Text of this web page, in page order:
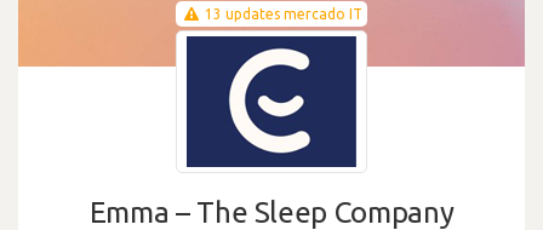
13 updates mercado IT
Emma – The Sleep Company